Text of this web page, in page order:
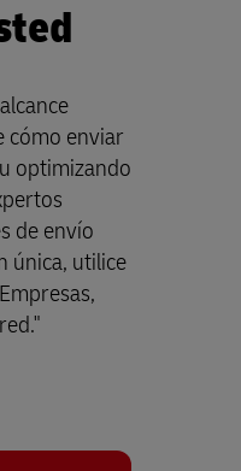
cómo enviar
optimizando
de envío
única, utilice